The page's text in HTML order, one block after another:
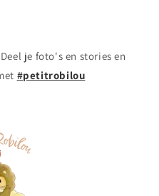
je foto's en stories en
#petitrobilou